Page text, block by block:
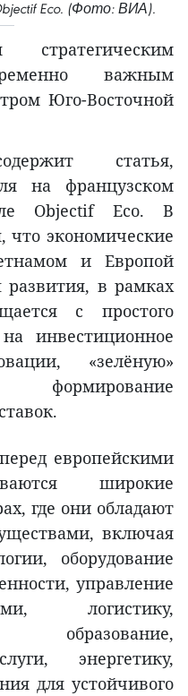
Eco. (Фото: ВИА).
стратегическим
важным
Юго-Восточной
статья,
на французском
Objectif Eco. В
что экономические
и Европой
в рамках
с простого
инвестиционное
«зелёную»
формирование
европейскими
широкие
где они обладают
включая
оборудование
управление
логистику,
образование,
энергетику,
для устойчивого